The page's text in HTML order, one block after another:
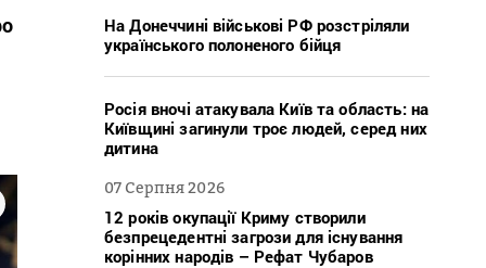
На Донеччині військові РФ розстріляли
українського полоненого бійця
Росія вночі атакувала Київ та область: на
Київщині загинули троє людей, серед них
дитина
07 Серпня 2026
12 років окупації Криму створили
безпрецедентні загрози для існування
корінних народів – Рефат Чубаров